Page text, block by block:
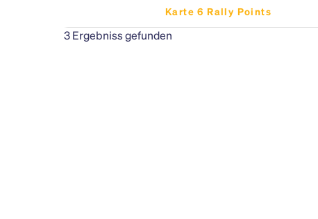
Karte 6 Rally Points
3Ergebniss gefunden